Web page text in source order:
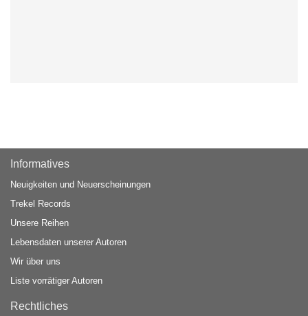
Informatives
Neuigkeiten und Neuerscheinungen
Trekel Records
Unsere Reihen
Lebensdaten unserer Autoren
Wir über uns
Liste vorrätiger Autoren
Rechtliches